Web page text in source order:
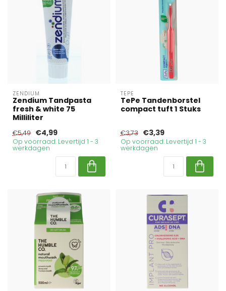
ZENDIUM
Zendium Tandpasta
fresh & white 75
Milliliter
€5,49 €4,99
Op voorraad. Levertijd 1 - 3
werkdagen
TEPE
TePe Tandenborstel
compact tuft 1 Stuks
€3,73 €3,39
Op voorraad. Levertijd 1 - 3
werkdagen